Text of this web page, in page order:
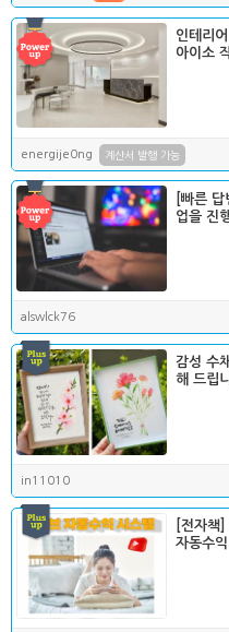
인테리
아이소
energije0ng 계산서 발행 가능
[빠른
업을 진
alswlck76
감성 수
해 드립
in11010
[전자책
자동수